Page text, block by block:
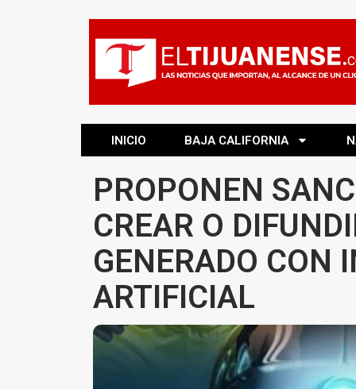
INICIO BAJA CALIFORNIA
PROPONEN
CREAR O
GENERADO CON
ARTIFICIAL